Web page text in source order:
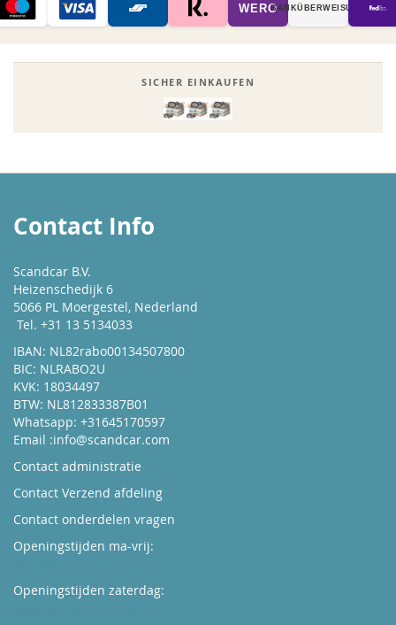
WEROBANK­ÜBER­WEISUNG
SICHER EINKAUFEN
Contact Info
Scandcar B.V.
Heizenschedijk 6
5066 PL Moergestel, Nederland
Tel. +31 13 5134033
IBAN: NL82rabo00134507800
BIC: NLRABO2U
KVK: 18034497
BTW: NL812833387B01
Whatsapp: +31645170597
Email :info@scandcar.com
Contact administratie
Contact Verzend afdeling
Contact onderdelen vragen
Openingstijden ma-vrij:
Openingstijden zaterdag: